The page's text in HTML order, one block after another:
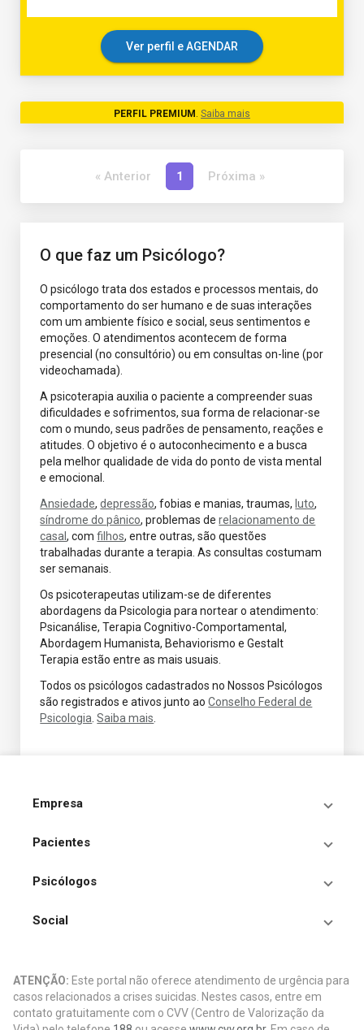
Ver perfil e AGENDAR
PERFIL PREMIUM. Saiba mais
« Anterior 1 Próxima »
O que faz um Psicólogo?
O psicólogo trata dos estados e processos mentais, do
comportamento do ser humano e de suas interações
com um ambiente físico e social, seus sentimentos e
emoções. O atendimentos acontecem de forma
presencial (no consultório) ou em consultas on-line (por
videochamada).
A psicoterapia auxilia o paciente a compreender suas
dificuldades e sofrimentos, sua forma de relacionar-se
com o mundo, seus padrões de pensamento, reações e
atitudes. O objetivo é o autoconhecimento e a busca
pela melhor qualidade de vida do ponto de vista mental
e emocional.
Ansiedade,depressão, fobias e manias, traumas, luto,
síndrome do pânico, problemas derelacionamento de
casal, comfilhos, entre outras, são questões
trabalhadas durante a terapia. As consultas costumam
ser semanais.
Os psicoterapeutas utilizam-se de diferentes
abordagens da Psicologia para nortear o atendimento:
Psicanálise, Terapia Cognitivo-Comportamental,
Abordagem Humanista, Behaviorismo e Gestalt
Terapia estão entre as mais usuais.
Todos os psicólogos cadastrados no Nossos Psicólogos
são registrados e ativos junto aoConselho Federal de
Psicologia .Saiba mais
Empresa
Pacientes
Psicólogos
Social
ATENÇÃO: Este portal não oferece atendimento de urgência para
casos relacionados a crises suicidas. Nestes casos, entre em
contato gratuitamente com o CVV (Centro de Valorização da